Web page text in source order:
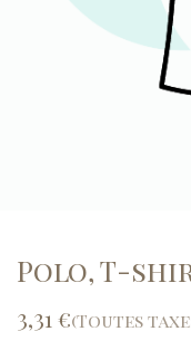
Polo, T-
3,31 €(Toutes